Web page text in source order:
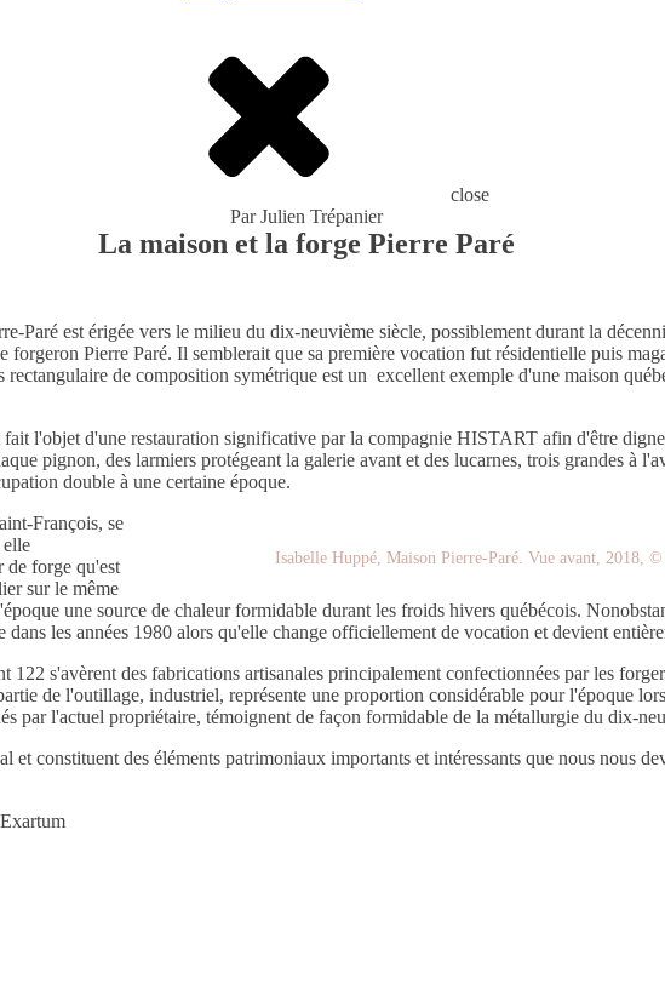
close
ParJulien Trépanier
La maison et la forge Pierre Paré
Paré est érigée vers le milieu du dix-neuvième siècle, possiblement durant la
Pierre Paré. Il semblerait que sa première vocation fut résidentielle puis
de composition symétrique est un excellent exemple d'une maison
fait l'objet d'une restauration significative par la compagnie HISTART afin d'être
pignon, des larmiers protégeant la galerie avant et des lucarnes, trois grandes à
double à une certaine époque.
Isabelle Huppé, Maison Pierre-Paré. Vue avant, 2018,
François, se
elle
de forge qu'est
sur le même
une source de chaleur formidable durant les froids hivers québécois.
les années 1980 alors qu'elle change officiellement de vocation et devient
s'avèrent des fabrications artisanales principalement confectionnées par les
de l'outillage, industriel, représente une proportion considérable pour l'époque
par l'actuel propriétaire, témoignent de façon formidable de la métallurgie du dix-
constituent des éléments patrimoniaux importants et intéressants que nous nous